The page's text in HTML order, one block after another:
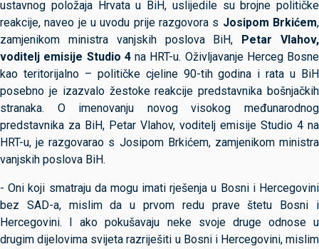
ustavnog položaja Hrvata u BiH, uslijedile su brojne političke
reakcije, naveo je u uvodu prije razgovora s Josipom Brkićem,
zamjenikom ministra vanjskih poslova BiH, Petar Vlahov,
voditelj emisije Studio 4 na HRT-u. Oživljavanje Herceg Bosne
kao teritorijalno – političke cjeline 90-tih godina i rata u BiH
posebno je izazvalo žestoke reakcije predstavnika bošnjačkih
stranaka. O imenovanju novog visokog međunarodnog
predstavnika za BiH, Petar Vlahov, voditelj emisije Studio 4 na
HRT-u, je razgovarao s Josipom Brkićem, zamjenikom ministra
vanjskih poslova BiH.
- Oni koji smatraju da mogu imati rješenja u Bosni i Hercegovini
bez SAD-a, mislim da u prvom redu prave štetu Bosni i
Hercegovini. I ako pokušavaju neke svoje druge odnose u
drugim dijelovima svijeta razriješiti u Bosni i Hercegovini, mislim